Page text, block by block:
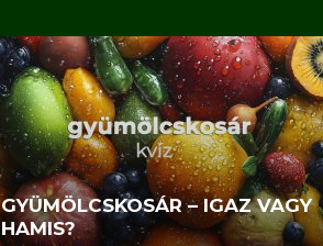
GYÜMÖLCSKOSÁR – IGAZ VAGY
HAMIS?